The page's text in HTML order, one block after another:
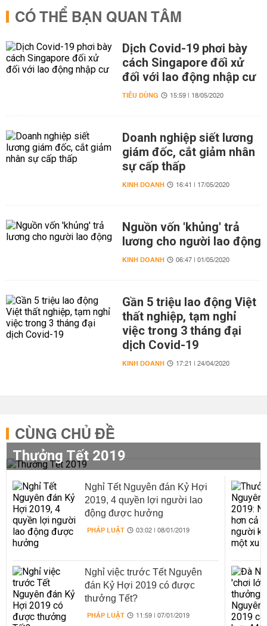
CÓ THỂ BẠN QUAN TÂM
Dịch Covid-19 phơi bày
cách Singapore đối xử
đối với lao động nhập cư
TIÊU DÙNG 15:59 | 18/05/2020
Doanh nghiệp siết lương
giám đốc, cắt giảm nhân
sự cấp thấp
KINH DOANH 16:41 | 17/05/2020
Nguồn vốn 'khủng' trả
lương cho người lao động
KINH DOANH 06:47 | 01/05/2020
Gần 5 triệu lao động Việt
thất nghiệp, tạm nghỉ
việc trong 3 tháng đại
dịch Covid-19
KINH DOANH 17:21 | 24/04/2020
CÙNG CHỦ ĐỀ
Thưởng Tết 2019
Nghỉ Tết Nguyên đán Kỷ Hợi
2019, 4 quyền lợi người lao
động được hưởng
PHÁP LUẬT 03:02 | 08/01/2019
Nghỉ việc trước Tết Nguyên
đán Kỷ Hợi 2019 có được
thưởng Tết?
PHÁP LUẬT 11:59 | 07/01/2019